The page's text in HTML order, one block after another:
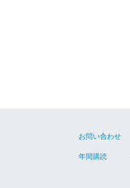
お問い合わせ
年間購読